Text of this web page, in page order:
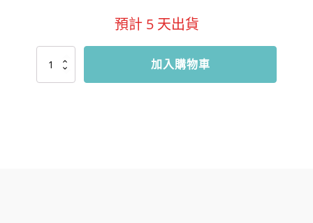
預計 5天出貨
啞
加入購物車